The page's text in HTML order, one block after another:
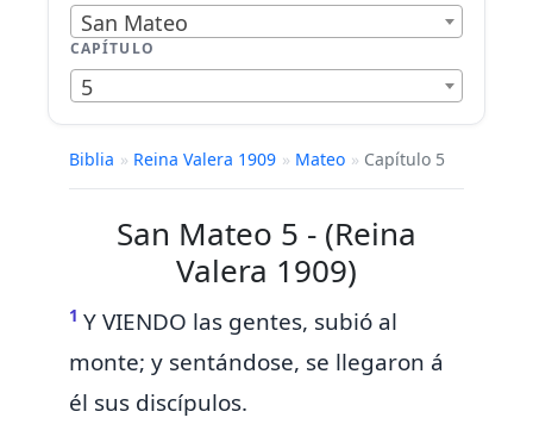
San Mateo
CAPÍTULO
5
Biblia » Reina Valera 1909 » Mateo » Capítulo 5
San Mateo 5 - (Reina
Valera 1909)
1 Y VIENDO las gentes, subió al
monte; y sentándose, se llegaron á
él sus discípulos.